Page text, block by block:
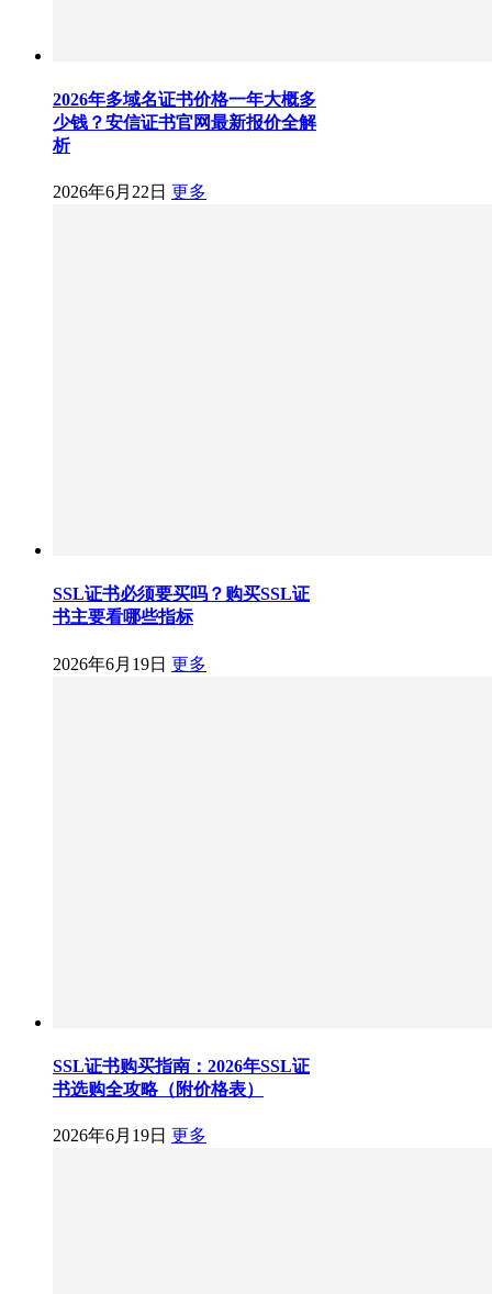
2026年多域名证书价格一年大概多
少钱？安信证书官网最新报价全解
析
2026年6月22日 更多
SSL证书必须要买吗？购买SSL证
书主要看哪些指标
2026年6月19日 更多
SSL证书购买指南：2026年SSL证
书选购全攻略（附价格表）
2026年6月19日 更多